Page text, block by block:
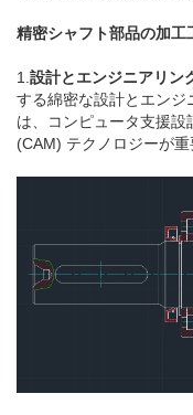
精密シャフト部品の加工
1. 設計とエンジニアリン
する綿密な設計とエン
は、コンピュータ支援
(CAM) テクノロジーが重